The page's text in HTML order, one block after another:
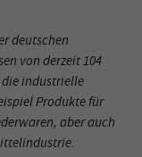
deutschen
von derzeit 104
industrielle
Produkte für
aber auch